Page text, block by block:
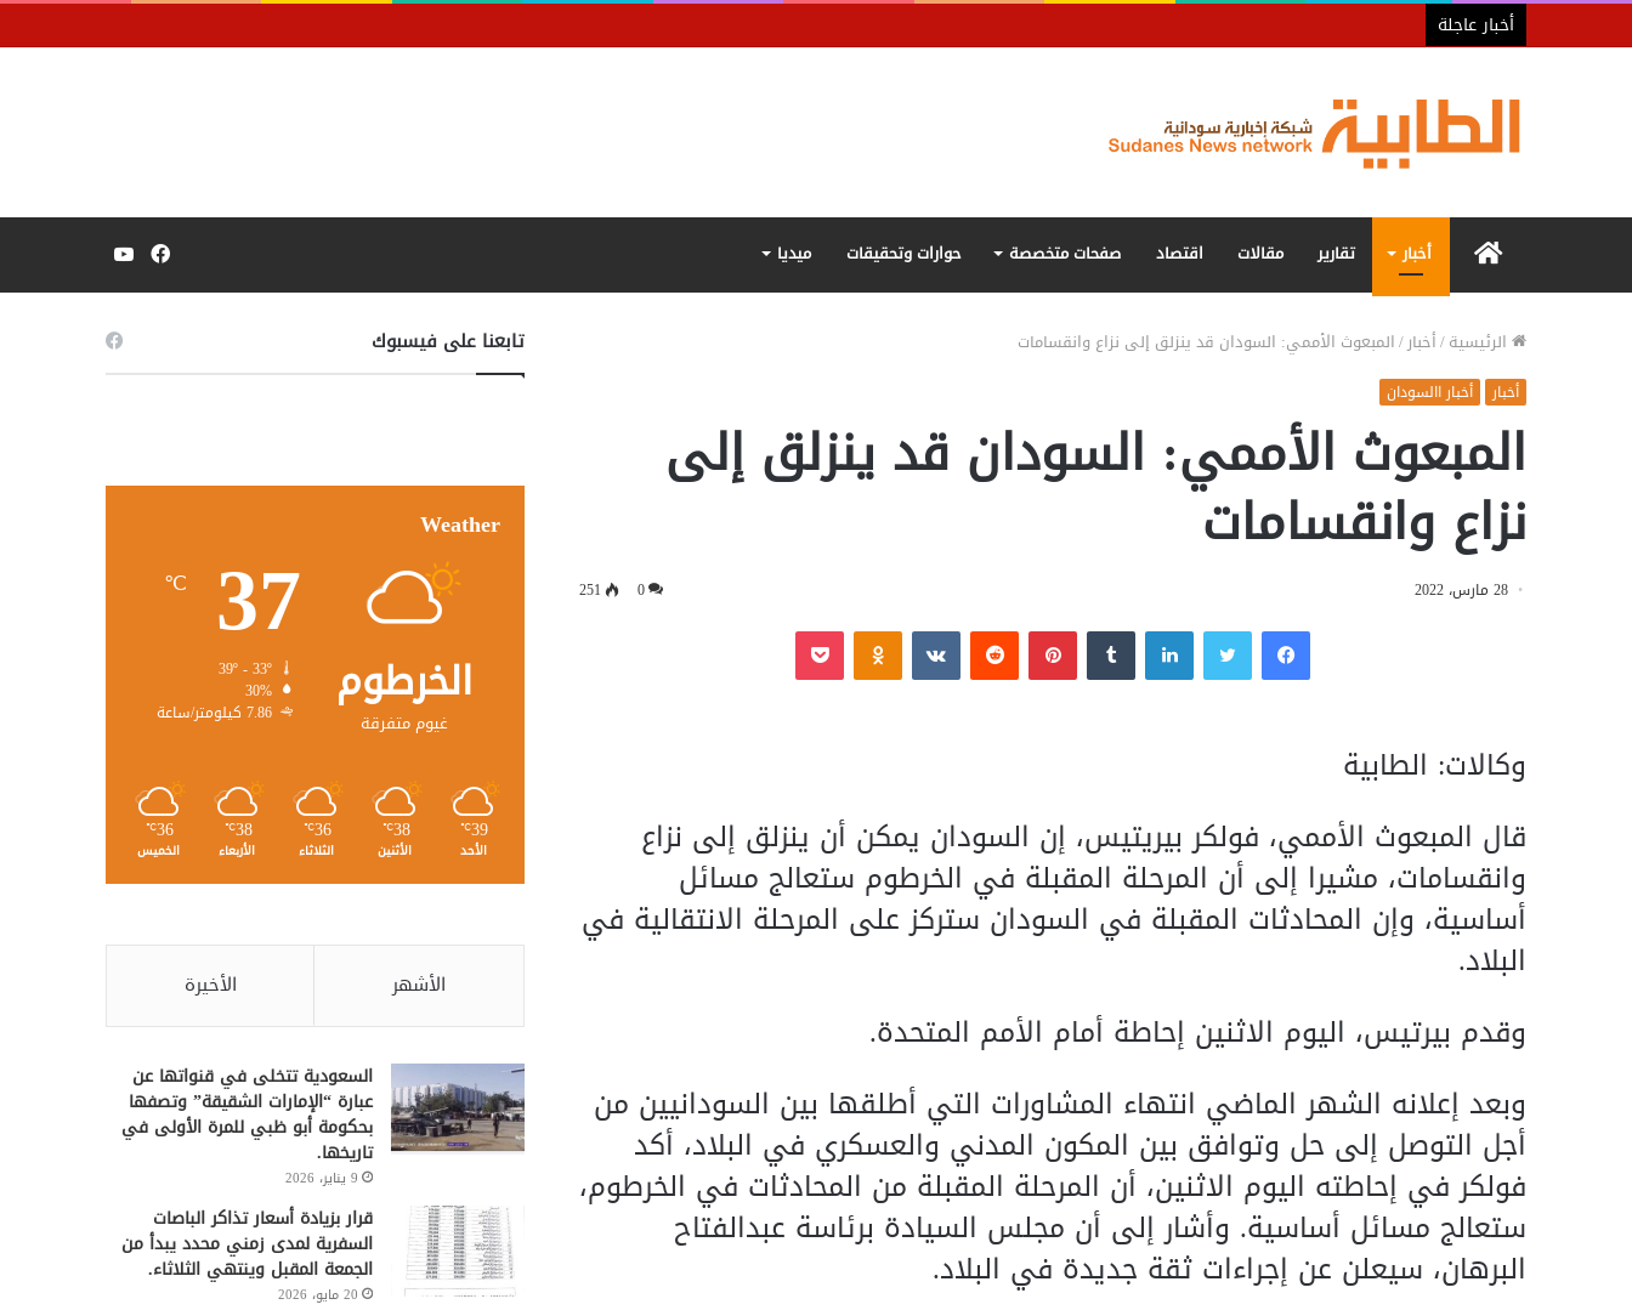
أخبار عاجلة
الرئيسيةأخبار تقارير مقالات اقتصاد صفحات متخصصة حوارات وتحقيقات ميديا فيسبوك
الرئيسية/أخبار/المبعوث الأممي: السودان قد ينزلق إلى نزاع وانقسامات
أخبار أخبار االسودان
المبعوث الأممي: السودان قد ينزلق إلى
نزاع وانقسامات
28 مارس، 2022 0
251
فيسبوك لينكدإن بينتيريست
وكالات: الطابية
قال المبعوث الأممي، فولكر بيريتيس، إن السودان يمكن أن ينزلق إلى نزاع
وانقسامات، مشيرا إلى أن المرحلة المقبلة في الخرطوم ستعالج مسائل
أساسية، وإن المحادثات المقبلة في السودان ستركز على المرحلة الانتقالية في
البلاد.
وقدم بيرتيس، اليوم الاثنين إحاطة أمام الأمم المتحدة.
وبعد إعلانه الشهر الماضي انتهاء المشاورات التي أطلقها بين السودانيين من
أجل التوصل إلى حل وتوافق بين المكون المدني والعسكري في البلاد، أكد
فولكر في إحاطته اليوم الاثنين، أن المرحلة المقبلة من المحادثات في الخرطوم،
ستعالج مسائل أساسية. وأشار إلى أن مجلس السيادة برئاسة عبدالفتاح
البرهان، سيعلن عن إجراءات ثقة جديدة في البلاد.
تابعنا على فيسبوك
Weather
الخرطوم
غيوم متفرقة
37
℃
30%
7.86 كيلومتر/ساعة
39
℃
الأحد
38
℃
الأثنين
36
℃
الثلاثاء
38
℃
الأربعاء
36
℃
الخميس
الأشهر الأخيرة
السعودية تتخلى في قنواتها عن
عبارة “الإمارات الشقيقة” وتصفها
بحكومة أبو ظبي للمرة الأولى في
تاريخها.
9 يناير، 2026
قرار بزيادة أسعار تذاكر الباصات
السفرية لمدى زمني محدد يبدأ من
الجمعة المقبل وينتهي الثلاثاء.
20 مايو، 2026